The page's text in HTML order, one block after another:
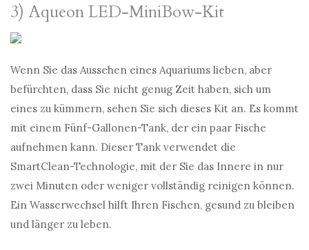
3) Aqueon LED-MiniBow-Kit
Wenn Sie das Aussehen eines Aquariums lieben, aber
befürchten, dass Sie nicht genug Zeit haben, sich um
eines zu kümmern, sehen Sie sich dieses Kit an. Es kommt
mit einem Fünf-Gallonen-Tank, der ein paar Fische
aufnehmen kann. Dieser Tank verwendet die
SmartClean-Technologie, mit der Sie das Innere in nur
zwei Minuten oder weniger vollständig reinigen können.
Ein Wasserwechsel hilft Ihren Fischen, gesund zu bleiben
und länger zu leben.